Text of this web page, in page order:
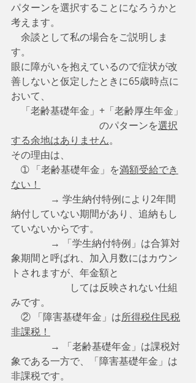
パターンを選択することになろうかと
考えます。
余談として私の場合をご説明しま
す。
眼に障がいを抱えているので症状が改
善しないと仮定したときに65歳時点に
おいて、
「老齢基礎年金」+「老齢厚生年金」
のパターンを選択
する余地はありません。
その理由は、
➀ 「老齢基礎年金」を満額受給でき
ない！
→ 学生納付特例により2年間
納付していない期間があり、追納もし
ていないからです。
→ 「学生納付特例」は合算対
象期間と呼ばれ、加入月数にはカウン
トされますが、年金額と
しては反映されない仕組
みです。
② 「障害基礎年金」は所得税住民税
非課税！
→ 「老齢基礎年金」は課税対
象である一方で、「障害基礎年金」は
非課税です。